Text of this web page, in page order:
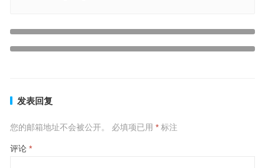
发表回复
您的邮箱地址不会被公开。 必填项已用 *标注
评论 *